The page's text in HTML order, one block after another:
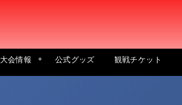
大会情報 公式グッズ 観戦チケット